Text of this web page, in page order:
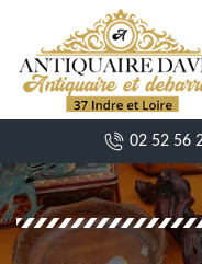
02 52 56